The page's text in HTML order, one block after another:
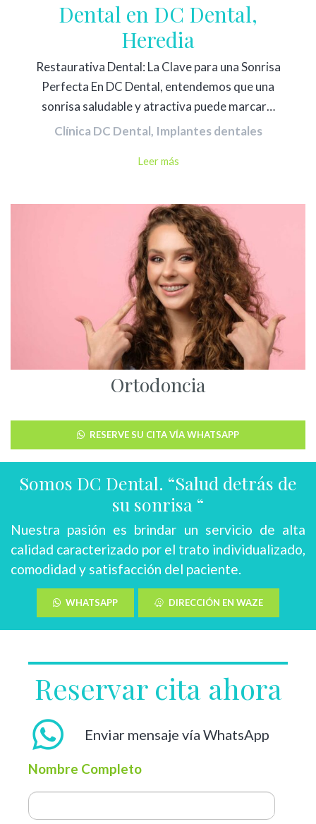
Dental en DC Dental,
Heredia
Restaurativa Dental: La Clave para una Sonrisa
Perfecta En DC Dental, entendemos que una
sonrisa saludable y atractiva puede marcar…
Clínica DC Dental, Implantes dentales
Leer más
Ortodoncia
RESERVE SU CITA VÍA WHATSAPP
Somos DC Dental. “Salud detrás de
su sonrisa “
Nuestra pasión es brindar un servicio de alta
calidad caracterizado por el trato individualizado,
comodidad y satisfacción del paciente.
WHATSAPP DIRECCIÓN EN WAZE
Reservar cita ahora
Enviar mensaje vía WhatsApp
Nombre Completo